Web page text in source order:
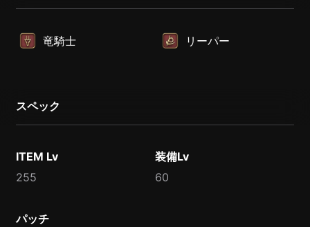
竜騎士 リーパー
スペック
ITEM Lv
255
装備Lv
60
パッチ